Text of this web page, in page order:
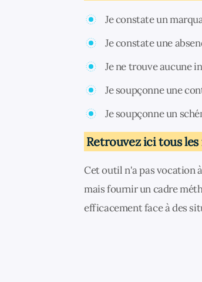
Je constate un
Je constate une
Je ne trouve aucune
Je soupçonne une
Je soupçonne un
Retrouvez ici tous les
Cet outil n'a pas vocation
mais fournir un cadre
efficacement face à des